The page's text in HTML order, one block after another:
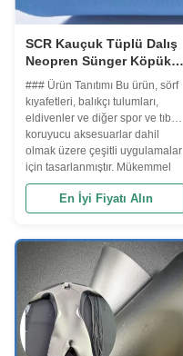
SCR Kauçuk Tüplü Dalış
Neopren Sünger Köpük
Yumuşak Mavi 3mm
Neopren Kumaş
### Ürün Tanıtımı Bu ürün, sörf
kıyafetleri, balıkçı tulumları,
eldivenler ve diğer spor ve tıbbi
koruyucu aksesuarlar dahil
olmak üzere çeşitli uygulamalar
için tasarlanmıştır. Mükemmel
elastikiyet, yumuşaklık ve
soğuğa dayanıklılık sunan SCR
ve Polyester Jarse gibi yüksek
En İyi Fiyatı Alın